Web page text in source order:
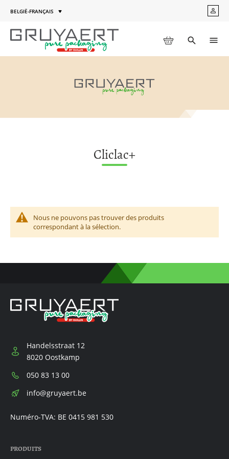
Langue
BELGIË-FRANÇAIS MON
MON PANIER
Toggle
search
Cliclac+
Nous ne pouvons pas trouver des produits
correspondant à la sélection.
Handelsstraat 12
8020 Oostkamp
Téléphone:
050 83 13 00
E-
info@gruyaert.be
Numéro-TVA: BE 0415 981 530
PRODUITS